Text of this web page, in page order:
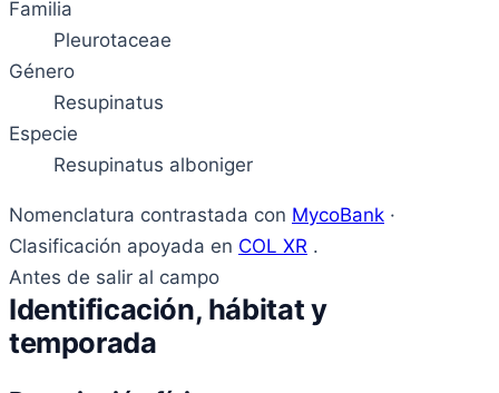
Familia
Pleurotaceae
Género
Resupinatus
Especie
Resupinatus alboniger
Nomenclatura contrastada con MycoBank ·
Clasificación apoyada en COL XR .
Antes de salir al campo
Identificación, hábitat y
temporada